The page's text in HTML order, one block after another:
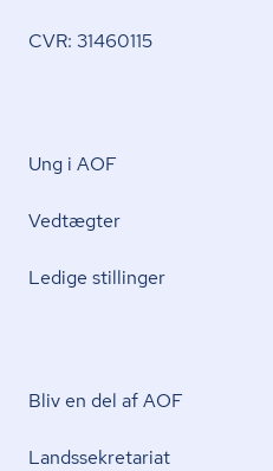
CVR: 31460115
Ung i AOF
Vedtægter
Ledige stillinger
Bliv en del af AOF
Lands­se­kre­ta­ri­at